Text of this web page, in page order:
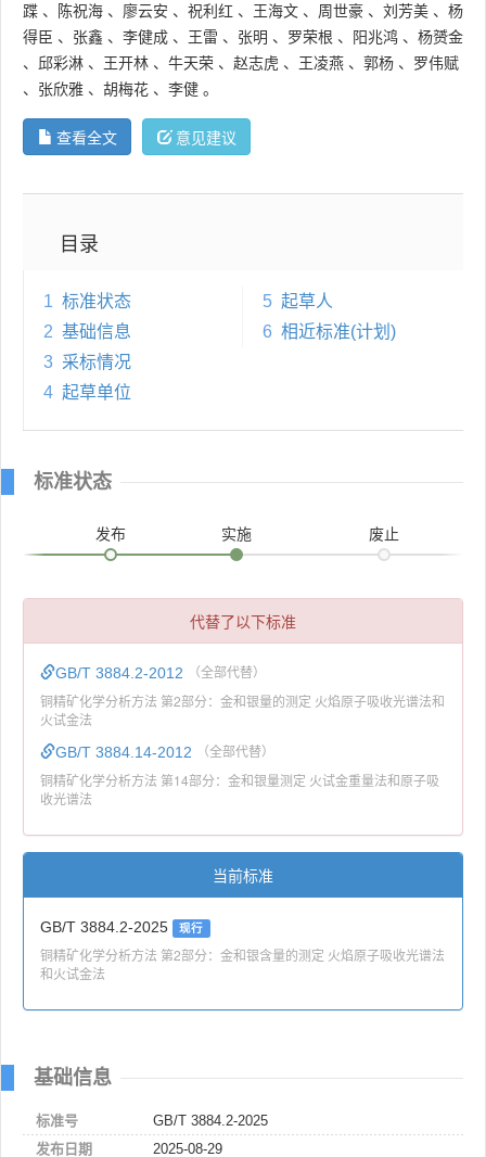
蹀 、 陈祝海 、 廖云安 、 祝利红 、 王海文 、 周世豪 、 刘芳美 、 杨
得臣 、 张鑫 、 李健成 、 王雷 、 张明 、 罗荣根 、 阳兆鸿 、 杨赟金
、 邱彩淋 、 王开林 、 牛天荣 、 赵志虎 、 王凌燕 、 郭杨 、 罗伟赋
、 张欣雅 、 胡梅花 、 李健 。
查看全文 意见建议
目录
1 标准状态
2 基础信息
3 采标情况
4 起草单位
5 起草人
6 相近标准(计划)
标准状态
发布 实施 废止
代替了以下标准
GB/T 3884.2-2012 （全部代替）
铜精矿化学分析方法 第2部分：金和银量的测定 火焰原子吸收光谱法和
火试金法
GB/T 3884.14-2012 （全部代替）
铜精矿化学分析方法 第14部分：金和银量测定 火试金重量法和原子吸
收光谱法
当前标准
GB/T 3884.2-2025 现行
铜精矿化学分析方法 第2部分：金和银含量的测定 火焰原子吸收光谱法
和火试金法
基础信息
标准号
GB/T 3884.2-2025
发布日期
2025-08-29